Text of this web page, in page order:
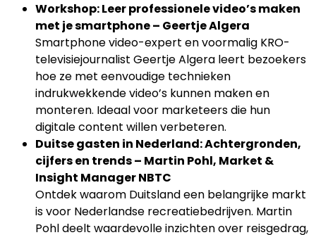
Workshop: Leer professionele video’s maken
met je smartphone – Geertje Algera
Smartphone video-expert en voormalig KRO-
televisiejournalist Geertje Algera leert bezoekers
hoe ze met eenvoudige technieken
indrukwekkende video’s kunnen maken en
monteren. Ideaal voor marketeers die hun
digitale content willen verbeteren.
Duitse gasten in Nederland: Achtergronden,
cijfers en trends – Martin Pohl, Market &
Insight Manager NBTC
Ontdek waarom Duitsland een belangrijke markt
is voor Nederlandse recreatiebedrijven. Martin
Pohl deelt waardevolle inzichten over reisgedrag,